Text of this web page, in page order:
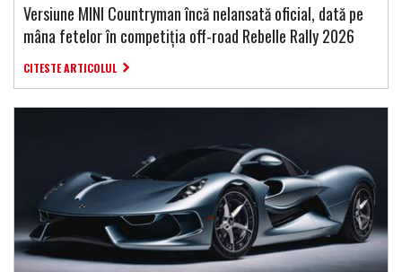
Versiune MINI Countryman încă nelansată oficial, dată pe
mâna fetelor în competiția off-road Rebelle Rally 2026
CITESTE ARTICOLUL